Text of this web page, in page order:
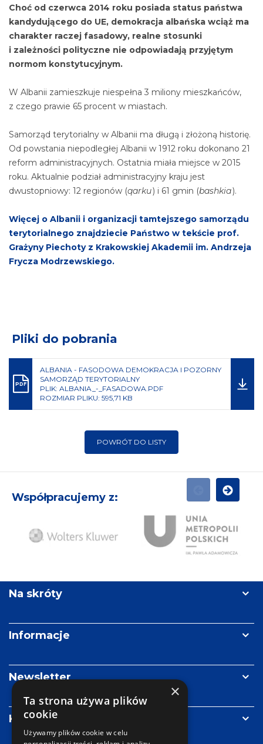
Choć od czerwca 2014 roku posiada status państwa
kandydującego do UE, demokracja albańska wciąż ma
charakter raczej fasadowy, realne stosunki
i zależności polityczne nie odpowiadają przyjętym
normom konstytucyjnym.
W Albanii zamieszkuje niespełna 3 miliony mieszkańców,
z czego prawie 65 procent w miastach.
Samorząd terytorialny w Albanii ma długą i złożoną historię.
Od powstania niepodległej Albanii w 1912 roku dokonano 21
reform administracyjnych. Ostatnia miała miejsce w 2015
roku. Aktualnie podział administracyjny kraju jest
dwustopniowy: 12 regionów (qarku) i 61 gmin (bashkia).
Więcej o Albanii i organizacji tamtejszego samorządu
terytorialnego znajdziecie Państwo w tekście prof.
Grażyny Piechoty z Krakowskiej Akademii im. Andrzeja
Frycza Modrzewskiego.
Pliki do pobrania
PDF
ALBANIA - FASODOWA DEMOKRACJA I POZORNY
SAMORZĄD TERYTORIALNY
PLIK: ALBANIA_-_FASADOWA.PDF
ROZMIAR PLIKU: 595,71 KB
POWRÓT DO LISTY
Współpracujemy z: POPRZEDNI
Adamowicza
Na skróty
Informacje
Newsletter
Kontakt
×
Ta strona używa plików
cookie
Używamy plików cookie w celu